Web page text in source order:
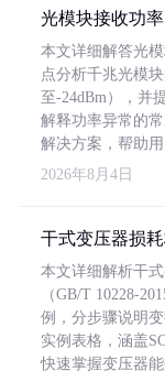
光模块接收功
本文详细解答光
点分析千兆光模
至-24dBm），并
解释功率异常的
解决方案，帮助
2026年8月4日
干式变压器损
本文详细解析干
（GB/T 10228-
例，分步骤说明
实例表格，涵盖
快速掌握变压器能